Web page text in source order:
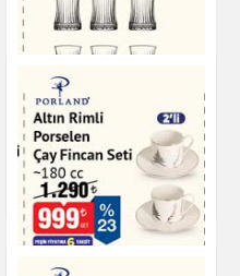
Elysia 6'lı Çay
Bardağı - 170 cc
Çay & Kahve & Şeker